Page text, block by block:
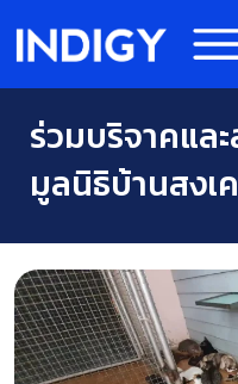
ร่วมบริจาคแล
มูลนิธิบ้านสงเ